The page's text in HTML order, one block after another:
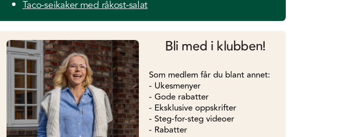
Taco-seikaker med råkost-salat
Bli med i klubben!
Som medlem får du blant annet:
- Ukesmenyer
- Gode rabatter
- Eksklusive oppskrifter
- Steg-for-steg videoer
- Rabatter